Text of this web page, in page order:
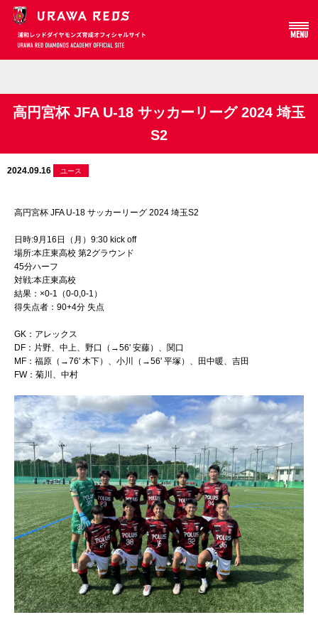
MENU
高円宮杯 JFA U-18 サッカーリーグ 2024 埼玉
S2
2024.09.16 ユース
高円宮杯 JFA U-18 サッカーリーグ 2024 埼玉S2
日時:9月16日（月）9:30 kick off
場所:本庄東高校 第2グラウンド
45分ハーフ
対戦:本庄東高校
結果：×0-1（0-0,0-1）
得失点者：90+4分 失点
GK：アレックス
DF：片野、中上、野口（→56' 安藤）、関口
MF：福原（→76' 木下）、小川（→56' 平塚）、田中暖、吉田
FW：菊川、中村